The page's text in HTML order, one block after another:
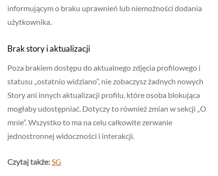
informującym o braku uprawnień lub niemożności dodania
użytkownika.
Brak story i aktualizacji
Poza brakiem dostępu do aktualnego zdjęcia profilowego i
statusu „ostatnio widziano”, nie zobaczysz żadnych nowych
Story ani innych aktualizacji profilu, które osoba blokująca
mogłaby udostępniać. Dotyczy to również zmian w sekcji „O
mnie”. Wszystko to ma na celu całkowite zerwanie
jednostronnej widoczności i interakcji.
Czytaj także:SG